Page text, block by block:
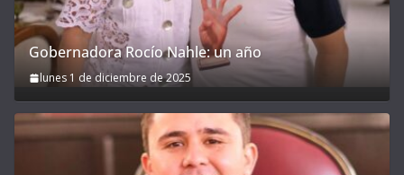
Gobernadora Rocío Nahle: un año
lunes 1 de diciembre de 2025